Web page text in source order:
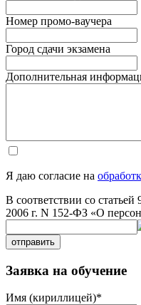
Номер промо-ваучера
Город сдачи экзамена
Дополнительная
Я даю согласие на
В соответствии со
2006 г. N 152-ФЗ «О
отправить
Заявка на обучение
Имя (кириллицей)*